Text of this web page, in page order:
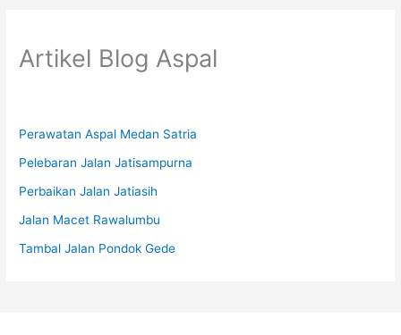
Artikel Blog Aspal
Perawatan Aspal Medan Satria
Pelebaran Jalan Jatisampurna
Perbaikan Jalan Jatiasih
Jalan Macet Rawalumbu
Tambal Jalan Pondok Gede